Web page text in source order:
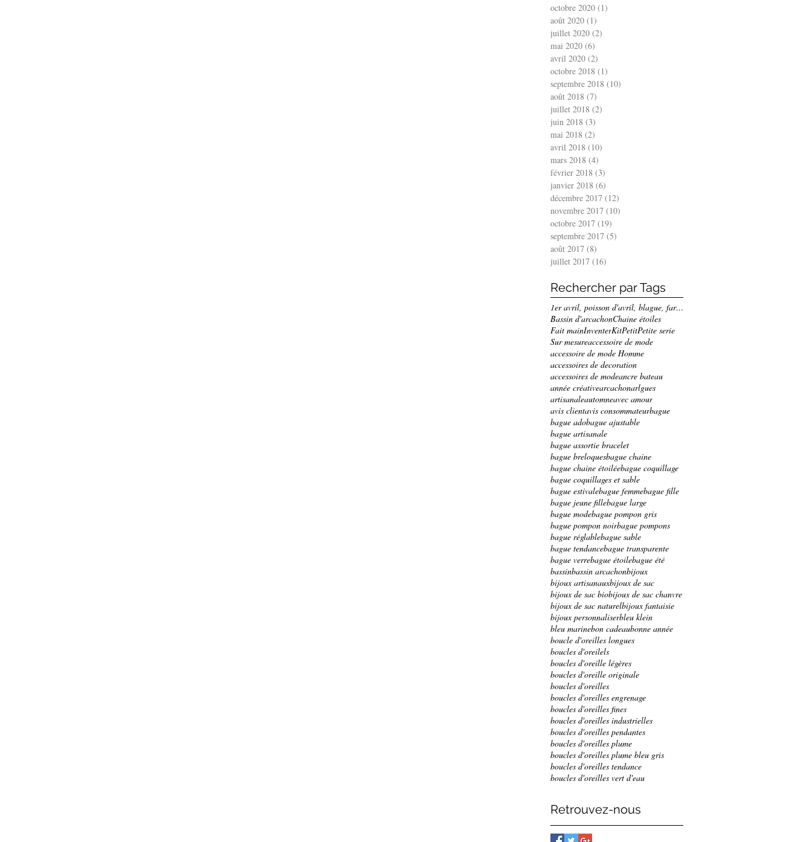
octobre 2020 (1)
août 2020 (1)
juillet 2020 (2)
mai 2020 (6)
avril 2020 (2)
octobre 2018 (1)
septembre 2018 (10)
août 2018 (7)
juillet 2018 (2)
juin 2018 (3)
mai 2018 (2)
avril 2018 (10)
mars 2018 (4)
février 2018 (3)
janvier 2018 (6)
décembre 2017 (12)
novembre 2017 (10)
octobre 2017 (19)
septembre 2017 (5)
août 2017 (8)
juillet 2017 (16)
Rechercher par Tags
1er avril, poisson d'avril, blague, farce, bracele
Bassin d'arcachonChaine étoiles
Fait mainInventerKitPetitPetite serie
Sur mesureaccessoire de mode
accessoire de mode Homme
accessoires de decoration
accessoires de modeancre bateau
année créativearcachonarlgues
artisanaleautomneavec amour
avis clientavis consommateurbague
bague adobague ajustable
bague artisanale
bague assortie bracelet
bague breloquesbague chaine
bague chaine étoiléebague coquillage
bague coquillages et sable
bague estivalebague femmebague fille
bague jeune fillebague large
bague modebague pompon gris
bague pompon noirbague pompons
bague réglablebague sable
bague tendancebague transparente
bague verrebague étoilebague été
bassinbassin arcachonbijoux
bijoux artisanauxbijoux de sac
bijoux de sac biobijoux de sac chanvre
bijoux de sac naturelbijoux fantaisie
bijoux personnaliserbleu klein
bleu marinebon cadeaubonne année
boucle d'oreilles longues
boucles d'oreilels
boucles d'oreille légères
boucles d'oreille originale
boucles d'oreilles
boucles d'oreilles engrenage
boucles d'oreilles fines
boucles d'oreilles industrielles
boucles d'oreilles pendantes
boucles d'oreilles plume
boucles d'oreilles plume bleu gris
boucles d'oreilles tendance
boucles d'oreilles vert d'eau
Retrouvez-nous